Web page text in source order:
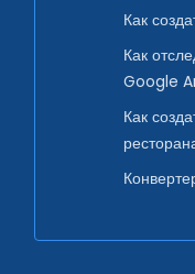
Как
Как
Google
Как